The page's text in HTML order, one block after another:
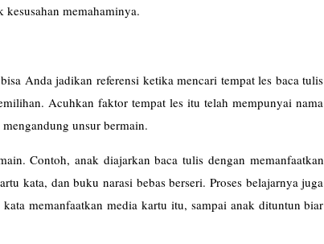
kesusahan memahaminya.
Anda jadikan referensi ketika mencari tempat les baca tulis
Acuhkan faktor tempat les itu telah mempunyai nama
unsur bermain.
Contoh, anak diajarkan baca tulis dengan memanfaatkan
kata, dan buku narasi bebas berseri. Proses belajarnya juga
memanfaatkan media kartu itu, sampai anak dituntun biar